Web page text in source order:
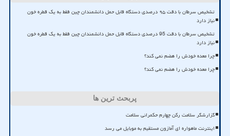
تشخیص سرطان با دقت ۹۵ درصدی دستگاه قابل حمل دانشمندان چین فقط به یک قطره خون
نیاز دارد
تشخیص سرطان با دقت 95 درصدی دستگاه قابل حمل دانشمندان چین فقط به یک قطره خون
نیاز دارد
چرا معده خودش را هضم نمی کند؟
چرا معده خودش را هضم نمی کند؟
پربحث ترین ها
گزارشگر سلامت رکن چهارم حکمرانی سلامت
اینترنت ماهواره ای آمازون مستقیم به موبایل می رسد